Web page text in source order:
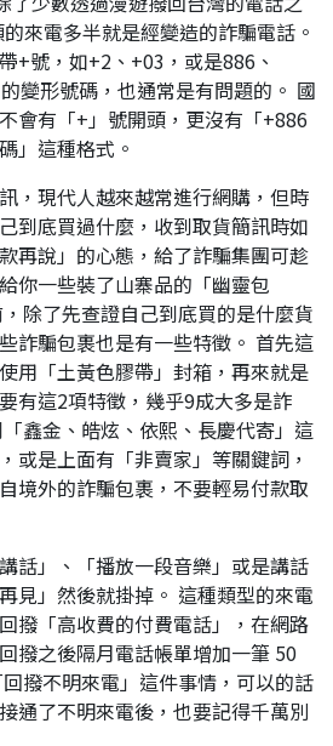
來電多半就是經變造的詐騙電話。
+號，如+2、+03，或是886、
變形號碼，也通常是有問題的。 國
會有「+」號開頭，更沒有「+886
」這種格式。
，現代人越來越常進行網購，但時
到底買過什麼，收到取貨簡訊時如
再說」的心態，給了詐騙集團可趁
你一些裝了山寨品的「幽靈包
除了先查證自己到底買的是什麼貨
詐騙包裹也是有一些特徵。 首先這
用「土黃色膠帶」封箱，再來就是
有這2項特徵，幾乎9成大多是詐
鑫金、皓炫、依熙、長慶代寄」這
或是上面有「非賣家」等關鍵詞，
境外的詐騙包裹，不要輕易付款取
話」、「播放一段音樂」或是講話
見」然後就掛掉。 這種類型的來電
撥「高收費的付費電話」，在網路
撥之後隔月電話帳單增加一筆 50
撥不明來電」這件事情，可以的話
通了不明來電後，也要記得千萬別